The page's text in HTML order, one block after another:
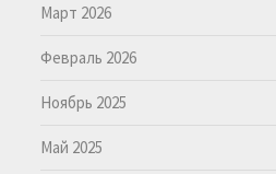
Март 2026
Февраль 2026
Ноябрь 2025
Май 2025